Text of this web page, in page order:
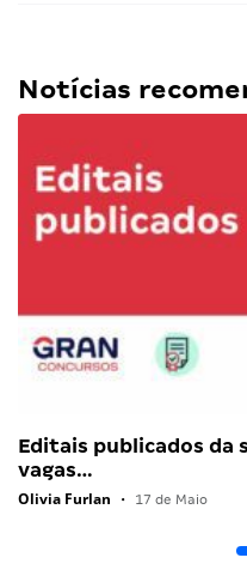
Notícias
Editais publicados da
vagas…
Olivia Furlan • 17 de Maio